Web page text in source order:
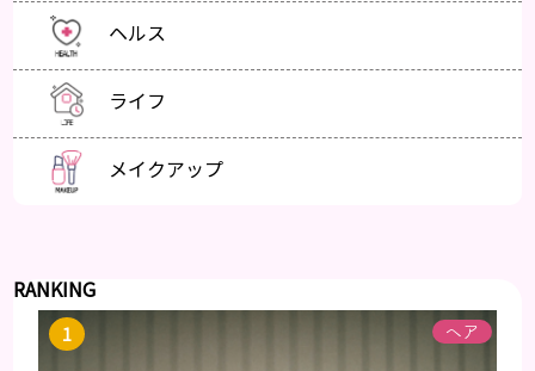
ヘルス
ライフ
メイクアップ
RANKING
ヘア